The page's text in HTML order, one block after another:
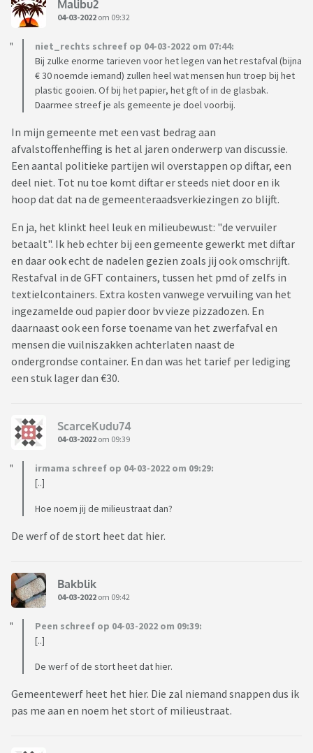
Malibu2
04-03-2022 om 09:32
niet_rechts schreef op 04-03-2022 om 07:44:
Bij zulke enorme tarieven voor het legen van het restafval (bijna
€ 30 noemde iemand) zullen heel wat mensen hun troep bij het
plastic gooien. Of bij het papier, het gft of in de glasbak.
Daarmee streef je als gemeente je doel voorbij.
In mijn gemeente met een vast bedrag aan
afvalstoffenheffing is het al jaren onderwerp van discussie.
Een aantal politieke partijen wil overstappen op diftar, een
deel niet. Tot nu toe komt diftar er steeds niet door en ik
hoop dat dat na de gemeenteraadsverkiezingen zo blijft.
En ja, het klinkt heel leuk en milieubewust: "de vervuiler
betaalt". Ik heb echter bij een gemeente gewerkt met diftar
en daar ook echt de nadelen gezien zoals jij ook omschrijft.
Restafval in de GFT containers, tussen het pmd of zelfs in
textielcontainers. Extra kosten vanwege vervuiling van het
ingezamelde oud papier door bv vieze pizzadozen. En
daarnaast ook een forse toename van het zwerfafval en
mensen die vuilniszakken achterlaten naast de
ondergrondse container. En dan was het tarief per lediging
een stuk lager dan €30.
ScarceKudu74
04-03-2022 om 09:39
irmama schreef op 04-03-2022 om 09:29:
[..]
Hoe noem jij de milieustraat dan?
De werf of de stort heet dat hier.
Bakblik
04-03-2022 om 09:42
Peen schreef op 04-03-2022 om 09:39:
[..]
De werf of de stort heet dat hier.
Gemeentewerf heet het hier. Die zal niemand snappen dus ik
pas me aan en noem het stort of milieustraat.